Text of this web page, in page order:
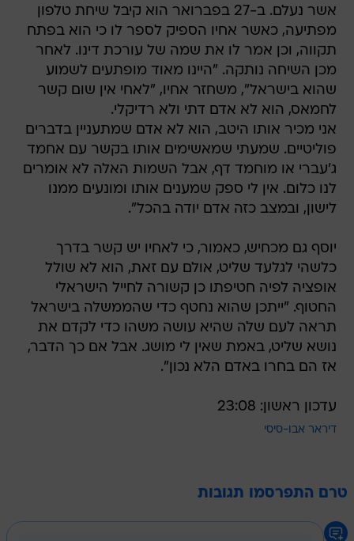
אשר נעלם. ב-27 בפברואר הוא קיבל שיחת טלפון
מפתיעה, כאשר אחיו הספיק לספר לו כי הוא בפתח
תקווה, וכן אמר לו את שמה של עורכת דינו. לאחר
מכן השיחה נותקה. "היינו מאוד מופתעים לשמוע
שהוא בישראל", משחזר אחיו, "לאחי אין שום קשר
לחמאס, הוא לא אדם דתי ולא רדיקלי.
אני מכיר אותו היטב, הוא לא אדם שמתעניין בדברים
פוליטיים. שמעתי שמאשימים אותו בקשר עם אחמד
ג'עברי או מוחמד דף, אבל השמות האלה לא אומרים
לנו כלום. אין לי ספק שמענים אותו ומונעים ממנו
לישון, ובמצב כזה אדם יודה בהכל".
יוסף גם מכחיש, כאמור, כי לאחיו יש קשר בדרך
כלשהי לגלעד שליט, אולם עם זאת, הוא לא שולל
אופציה לפיה חטיפתו כן קשורה לחייל הישראלי
החטוף. "ייתכן שהוא נחטף כדי שהממשלה בישראל
תראה לעם שלה שהיא עושה משהו כדי לקדם את
נושא שליט, באמת שאין לי מושג. אבל אם כך הדבר,
אז הם בחרו באדם הלא נכון".
עדכון ראשון: 23:08
דיראר אבו-סיסי
טרם התפרסמו תגובות